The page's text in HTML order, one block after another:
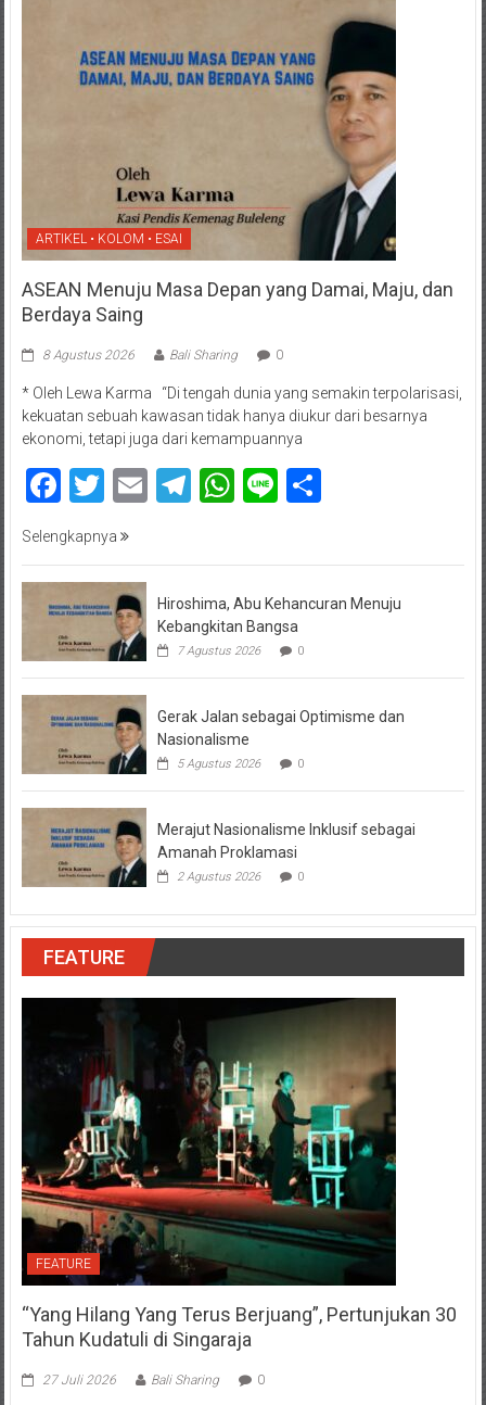
ARTIKEL • KOLOM • ESAI
ASEAN Menuju Masa Depan yang Damai, Maju, dan
Berdaya Saing
8 Agustus 2026 Bali Sharing 0
* Oleh Lewa Karma “Di tengah dunia yang semakin terpolarisasi,
kekuatan sebuah kawasan tidak hanya diukur dari besarnya
ekonomi, tetapi juga dari kemampuannya
Facebook
Twitter
EmailTelegram
WhatsApp
Line
Selengkapnya
Hiroshima, Abu Kehancuran Menuju
Kebangkitan Bangsa
7 Agustus 2026 0
Gerak Jalan sebagai Optimisme dan
Nasionalisme
5 Agustus 2026 0
Merajut Nasionalisme Inklusif sebagai
Amanah Proklamasi
2 Agustus 2026 0
FEATURE
FEATURE
“Yang Hilang Yang Terus Berjuang”, Pertunjukan 30
Tahun Kudatuli di Singaraja
27 Juli 2026 Bali Sharing 0